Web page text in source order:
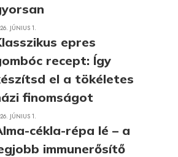
JÚNIUS 1.
epres
recept: Így
el a tökéletes
finomságot
JÚNIUS 1.
cékla-répa lé – a
immunerősítő